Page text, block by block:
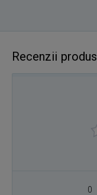
Recenzii produs
0